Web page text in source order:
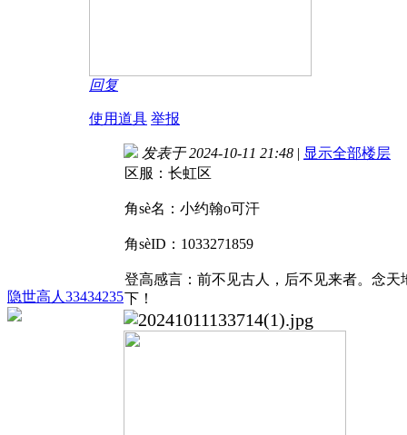
回复
使用道具 举报
隐世高人33434235
发表于 2024-10-11 21:48 | 显示全部楼层
区服：长虹区
角sè名：小约翰o可汗
角sèID：1033271859
登高感言：前不见古人，后不见来者。念天
下！